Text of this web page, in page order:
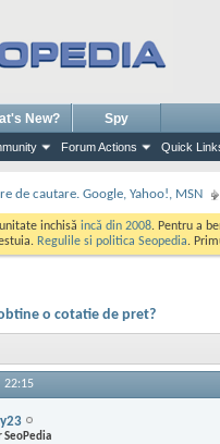
Forum Actions Quick
New? Spy
de cautare. Google, Yahoo!, MSN
inchisă incă din 2008. Pentru a
Regulile si politica Seopedia.
o cotatie de pret?
22:15
SeoPedia